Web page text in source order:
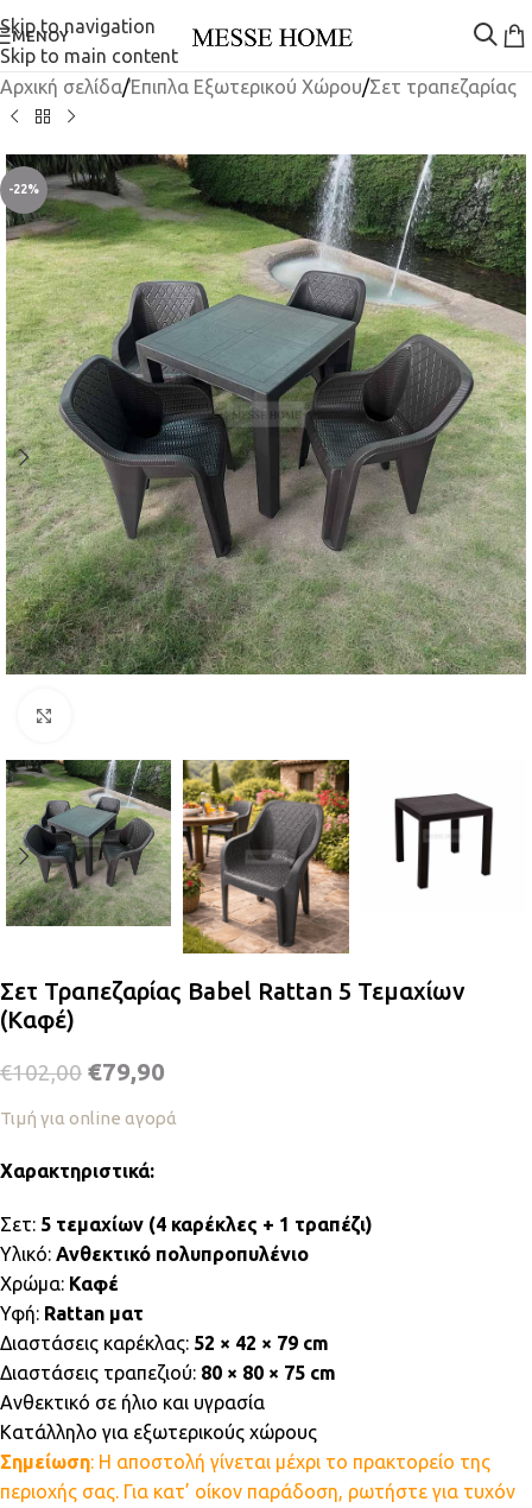
Skip to navigation
Skip to main content
ΜΕΝΟΎ
Αρχική σελίδα/Έπιπλα Εξωτερικού Χώρου/Σετ τραπεζαρίας
-22%
Σετ Τραπεζαρίας Babel Rattan 5 Τεμαχίων
(Καφέ)
€102,00 €79,90
Τιμή για online αγορά
Χαρακτηριστικά:
Σετ: 5 τεμαχίων (4 καρέκλες + 1 τραπέζι)
Υλικό: Ανθεκτικό πολυπροπυλένιο
Χρώμα: Καφέ
Υφή: Rattan ματ
Διαστάσεις καρέκλας: 52 × 42 × 79 cm
Διαστάσεις τραπεζιού: 80 × 80 × 75 cm
Ανθεκτικό σε ήλιο και υγρασία
Κατάλληλο για εξωτερικούς χώρους
Σημείωση: Η αποστολή γίνεται μέχρι το πρακτορείο της
περιοχής σας. Για κατ’ οίκον παράδοση, ρωτήστε για τυχόν